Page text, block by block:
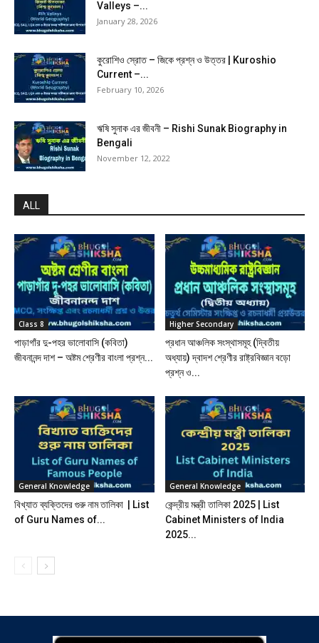
Valleys –...
January 28, 2026
কুরোশিও স্রোত – জিকে প্রশ্ন ও উত্তর | Kuroshio
Current –...
February 10, 2026
ঋষি সুনাক এর জীবনী – Rishi Sunak Biography in
Bengali
November 12, 2022
ALL
Class 8
পাড়াগাঁর দু-পহর ভালোবাসি (কবিতা)
জীবনানন্দ দাশ – অষ্টম শ্রেণীর বাংলা প্রশ্ন...
Higher Secondary
প্রধান আঞ্চলিক সংস্থাসমূহ (দ্বিতীয়
অধ্যায়) দ্বাদশ শ্রেণীর রাষ্ট্রবিজ্ঞান বড়ো
প্রশ্ন ও...
General Knowledge
বিখ্যাত ব্যক্তিদের গুরু নাম তালিকা | List
of Guru Names of...
General Knowledge
কেন্দ্রীয় মন্ত্রী তালিকা 2025 | List
Cabinet Ministers of India
2025...